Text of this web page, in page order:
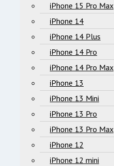
iPhone 15 Pro Max
iPhone 14
iPhone 14 Plus
iPhone 14 Pro
iPhone 14 Pro Max
iPhone 13
iPhone 13 Mini
iPhone 13 Pro
iPhone 13 Pro Max
iPhone 12
iPhone 12 mini